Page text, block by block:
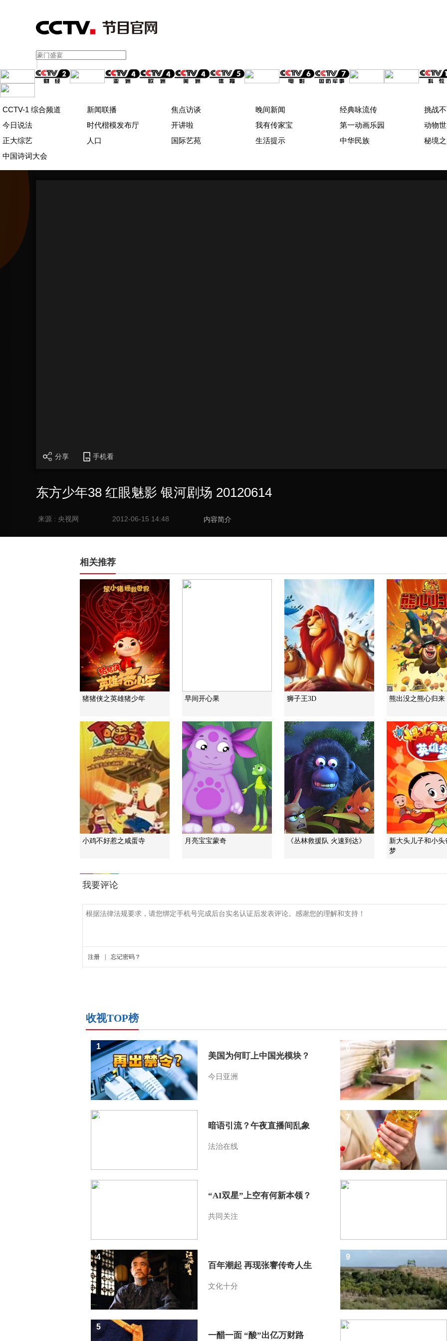
CCTV-1 综合频道 新闻联播 焦点访谈 晚间新闻 经典咏流传
挑战
今日说法
时代楷模发布厅 开讲啦 我有传家宝 第一动画乐园
动物
正大综艺
人口 国际艺苑 生活提示 中华民族
秘境
中国诗词大会
分享 手机看
东方少年38 红眼魅影 银河剧场 20120614
来源 : 央视网 2012-06-15 14:48 内容简介
相关推荐
猪猪侠之英雄猪少年 早间开心果 狮子王3D 熊出没之熊心归来
小鸡不好惹之咸蛋寺 月亮宝宝蒙奇 《丛林救援队 火速到达》
新大头儿子和小头
梦
收视TOP榜
美国为何盯上中国光模块？
今日亚洲
1
暗语引流？午夜直播间乱象
法治在线
2
“AI双星”上空有何新本领？
共同关注
3
百年潮起 再现张謇传奇人生
文化十分
4
一醋一面 “酸”出亿万财路
5
6
7
8
9
10